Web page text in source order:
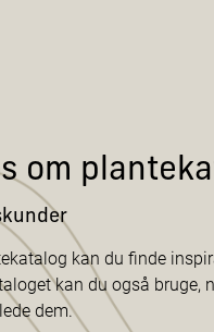
om
kan du finde
kan du også bruge,
dem.